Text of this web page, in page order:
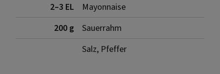
2–3 EL
Mayonnaise
200 g
Sauerrahm
Salz, Pfeffer